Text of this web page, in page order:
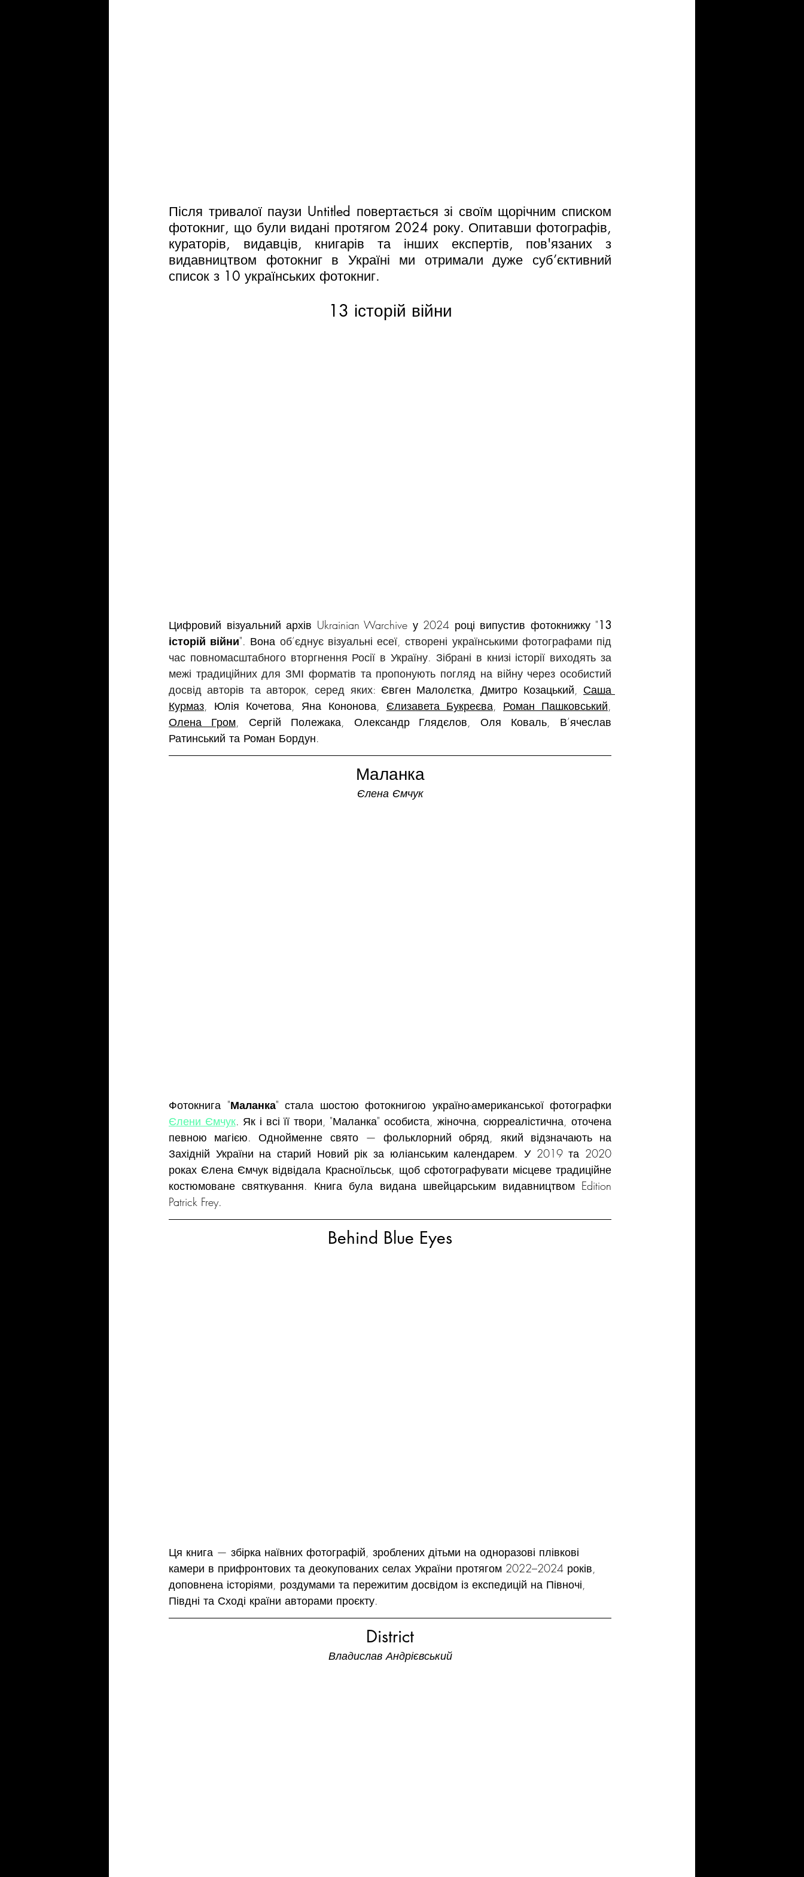
Після тривалої паузи Untitled повертається зі своїм щорічним списком
фотокниг, що були видані протягом 2024 року. Опитавши фотографів,
кураторів, видавців, книгарів та інших експертів, пов'язаних з
видавництвом фотокниг в Україні ми отримали дуже суб’єктивний
список з 10 українських фотокниг.
13 історій війни
Цифровий візуальний архів Ukrainian Warchive у 2024 році випустив фотокнижку "13
історій війни". Вона об’єднує візуальні есеї, створені українськими фотографами під
час повномасштабного вторгнення Росії в Україну. Зібрані в книзі історії виходять за
межі традиційних для ЗМІ форматів та пропонують погляд на війну через особистий
досвід авторів та авторок, серед яких: Євген Малолєтка, Дмитро Козацький, Саша
Курмаз, Юлія Кочетова, Яна Кононова, Єлизавета Букреєва, Роман Пашковський
Олена Гром, Сергій Полежака, Олександр Глядєлов, Оля Коваль, В’ячеслав
Ратинський та Роман Бордун.
Маланка
Єлена Ємчук
Фотокнига "Маланка
Єлени Ємчук. Як і всі її твори, "Маланка" особиста, жіночна, сюрреалістична, оточена
певною магією. Однойменне свято — фольклорний обряд, який відзначають на
Західній України на старий Новий рік за юліанським календарем. У 2019 та 2020
роках Єлена Ємчук відвідала Красноїльськ, щоб сфотографувати місцеве традиційне
костюмоване святкування. Книга була видана швейцарським видавництвом Edition
Patrick Frey.
Behind Blue Eyes
Ця книга — збірка наївних фотографій, зроблених дітьми на одноразові плівкові
камери в прифронтових та деокупованих селах України протягом 2022–2024 років,
доповнена історіями, роздумами та пережитим досвідом із експедицій на Півночі,
Півдні та Сході країни авторами проєкту.
District
Владислав Андрієвський